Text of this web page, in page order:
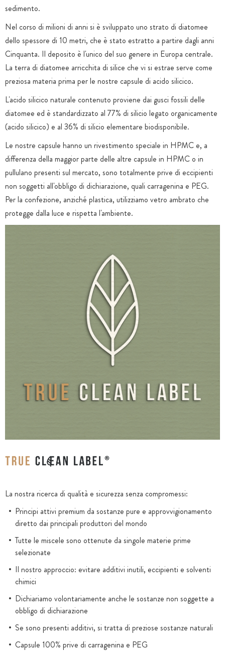
sedimento.
Nel corso di milioni di anni si è sviluppato uno strato di diatomee
dello spessore di 10 metri, che è stato estratto a partire dagli anni
Cinquanta. Il deposito è l'unico del suo genere in Europa centrale.
La terra di diatomee arricchita di silice che vi si estrae serve come
preziosa materia prima per le nostre capsule di acido silicico.
L'acido silicico naturale contenuto proviene dai gusci fossili delle
diatomee ed è standardizzato al 77% di silicio legato organicamente
(acido silicico) e al 36% di silicio elementare biodisponibile.
Le nostre capsule hanno un rivestimento speciale in HPMC e, a
differenza della maggior parte delle altre capsule in HPMC o in
pullulano presenti sul mercato, sono totalmente prive di eccipienti
non soggetti all'obbligo di dichiarazione, quali carragenina e PEG.
Per la confezione, anziché plastica, utilizziamo vetro ambrato che
protegge dalla luce e rispetta l'ambiente.
La nostra ricerca di qualità e sicurezza senza compromessi:
Principi attivi premium da sostanze pure e approvvigionamento
diretto dai principali produttori del mondo
Tutte le miscele sono ottenute da singole materie prime
selezionate
Il nostro approccio: evitare additivi inutili, eccipienti e solventi
chimici
Dichiariamo volontariamente anche le sostanze non soggette a
obbligo di dichiarazione
Se sono presenti additivi, si tratta di preziose sostanze naturali
Capsule 100% prive di carragenina e PEG